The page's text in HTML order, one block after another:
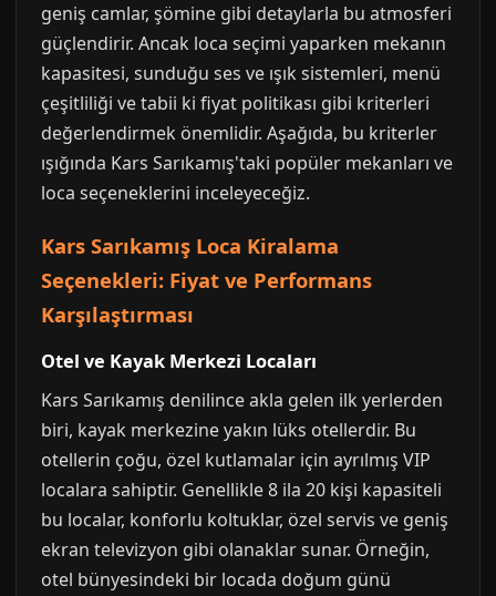
geniş camlar, şömine gibi detaylarla bu atmosferi
güçlendirir. Ancak loca seçimi yaparken mekanın
kapasitesi, sunduğu ses ve ışık sistemleri, menü
çeşitliliği ve tabii ki fiyat politikası gibi kriterleri
değerlendirmek önemlidir. Aşağıda, bu kriterler
ışığında Kars Sarıkamış'taki popüler mekanları ve
loca seçeneklerini inceleyeceğiz.
Kars Sarıkamış Loca Kiralama
Seçenekleri: Fiyat ve Performans
Karşılaştırması
Otel ve Kayak Merkezi Locaları
Kars Sarıkamış denilince akla gelen ilk yerlerden
biri, kayak merkezine yakın lüks otellerdir. Bu
otellerin çoğu, özel kutlamalar için ayrılmış VIP
localara sahiptir. Genellikle 8 ila 20 kişi kapasiteli
bu localar, konforlu koltuklar, özel servis ve geniş
ekran televizyon gibi olanaklar sunar. Örneğin,
otel bünyesindeki bir locada doğum günü